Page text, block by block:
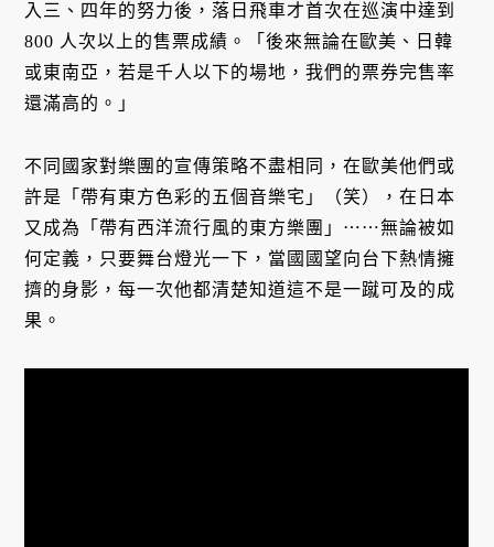
入三、四年的努力後，落日飛車才首次在巡演中達到
800 人次以上的售票成績。「後來無論在歐美、日韓
或東南亞，若是千人以下的場地，我們的票券完售率
還滿高的。」
不同國家對樂團的宣傳策略不盡相同，在歐美他們或
許是「帶有東方色彩的五個音樂宅」（笑），在日本
又成為「帶有西洋流行風的東方樂團」⋯⋯無論被如
何定義，只要舞台燈光一下，當國國望向台下熱情擁
擠的身影，每一次他都清楚知道這不是一蹴可及的成
果。